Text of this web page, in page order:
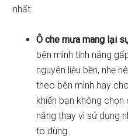
nhất:
Ô che mưa mang lại
bên mình tính nắng
nguyên liệu bền, nhẹ
theo bên mình hay
khiến bạn không
nắng thay vì sử dụng
to đùng.